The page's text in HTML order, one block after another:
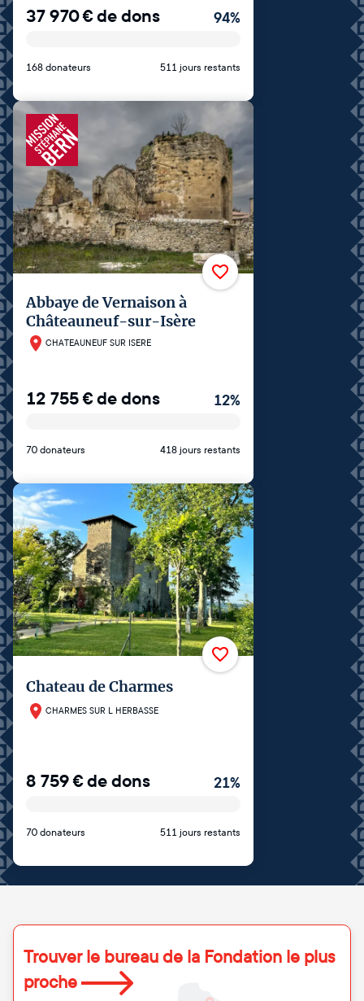
37 970€de dons 94%
168 donateurs 511 jours restants
Abbaye de Vernaison à
Châteauneuf-sur-Isère
CHATEAUNEUF SUR ISERE
12 755€de dons 12%
70 donateurs 418 jours restants
Chateau de Charmes
CHARMES SUR L HERBASSE
8 759€de dons 21%
70 donateurs 511 jours restants
Trouver le bureau de la Fondation le plus
proche